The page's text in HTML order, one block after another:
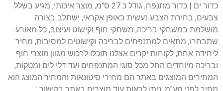
כדור ים | כדור מתנפח, גודל כ 27 ס"מ, מוצר איכותי, מגיע בשלל
צבעים, בחירת הצבע נעשית באופן אקראי, ישתלב בצורה
מושלמת במשחקי בריכה, משחקי חוף וקישוט ועיצוב, כל מאורע
שתבחרו, מתאים למתנפחים לבריכה וקישוטים למסיבות, מחיר
ליחידה אחת, לקוחות יקרים אצלנו תוכלו לרכוש מגוון מוצרי חוף
ובריכה מיוחדים החל מכל סוגי המתנפחים ועד דלי לים ומטקות,
המחירים המוצגים באתר הם מחירי סיטונאות והמחיר המוצג הוא